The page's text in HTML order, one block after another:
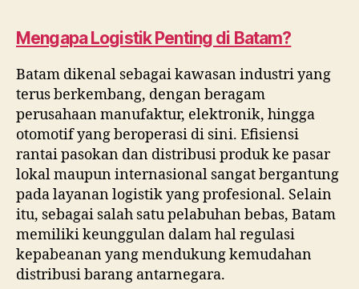
Mengapa Logistik Penting di Batam?
Batam dikenal sebagai kawasan industri yang
terus berkembang, dengan beragam
perusahaan manufaktur, elektronik, hingga
otomotif yang beroperasi di sini. Efisiensi
rantai pasokan dan distribusi produk ke pasar
lokal maupun internasional sangat bergantung
pada layanan logistik yang profesional. Selain
itu, sebagai salah satu pelabuhan bebas, Batam
memiliki keunggulan dalam hal regulasi
kepabeanan yang mendukung kemudahan
distribusi barang antarnegara.